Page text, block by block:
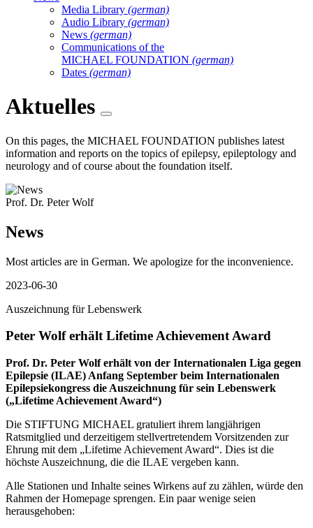
Media Library (german)
Audio Library (german)
News (german)
Communications of the
MICHAEL FOUNDATION (german)
Dates (german)
Aktuelles
On this pages, the MICHAEL FOUNDATION publishes latest
information and reports on the topics of epilepsy, epileptology and
neurology and of course about the foundation itself.
Prof. Dr. Peter Wolf
News
Most articles are in German. We apologize for the inconvenience.
2023-06-30
Auszeichnung für Lebenswerk
Peter Wolf erhält Lifetime Achievement Award
Prof. Dr. Peter Wolf erhält von der Internationalen Liga gegen
Epilepsie (ILAE) Anfang September beim Internationalen
Epilepsiekongress die Auszeichnung für sein Lebenswerk
(„Lifetime Achievement Award“)
Die STIFTUNG MICHAEL gratuliert ihrem langjährigen
Ratsmitglied und derzeitigem stellvertretendem Vorsitzenden zur
Ehrung mit dem „Lifetime Achievement Award“. Dies ist die
höchste Auszeichnung, die die ILAE vergeben kann.
Alle Stationen und Inhalte seines Wirkens auf zu zählen, würde den
Rahmen der Homepage sprengen. Ein paar wenige seien
herausgehoben: